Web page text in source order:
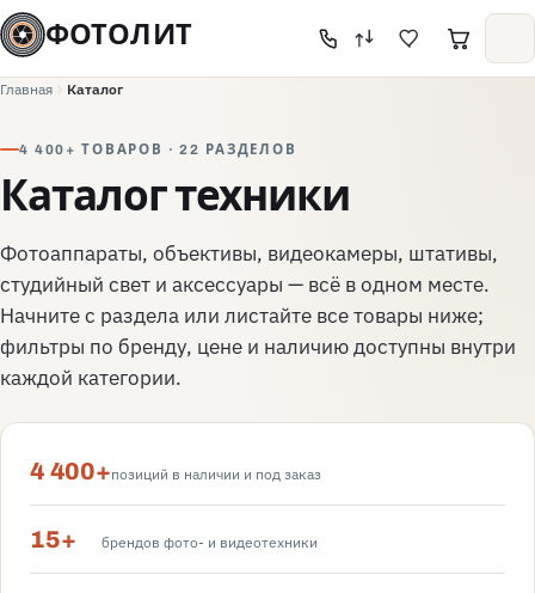
ФОТОЛИТ
Главная Каталог
4 400+ ТОВАРОВ · 22 РАЗДЕЛОВ
Каталог техники
Фотоаппараты, объективы, видеокамеры, штативы,
студийный свет и аксессуары — всё в одном месте.
Начните с раздела или листайте все товары ниже;
фильтры по бренду, цене и наличию доступны внутри
каждой категории.
4 400+позиций в наличии и под заказ
15+ брендов фото- и видеотехники